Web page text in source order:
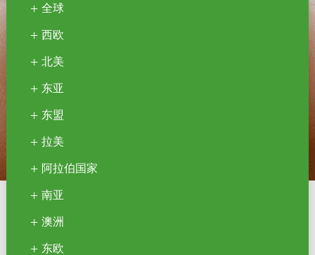
全球
西欧
北美
东亚
东盟
拉美
阿拉伯国家
南亚
澳洲
东欧